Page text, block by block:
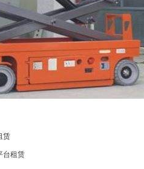
赁
台租赁